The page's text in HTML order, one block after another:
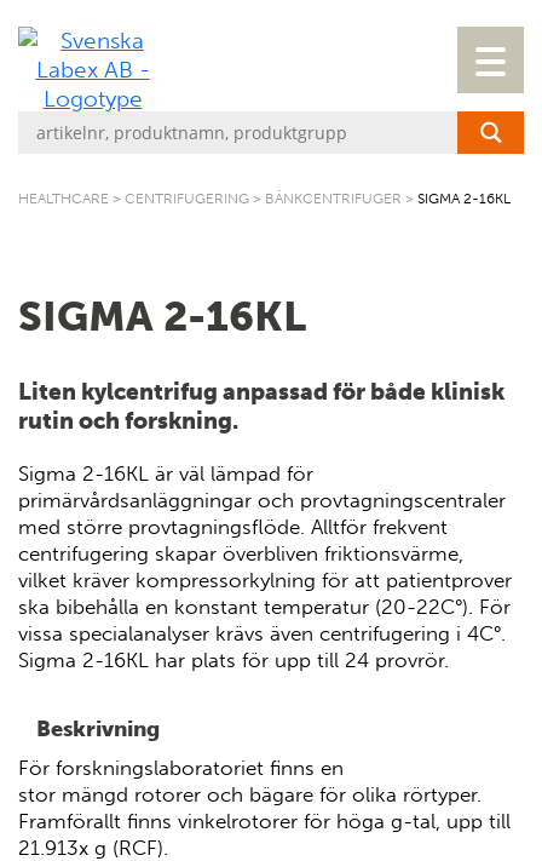
HEALTHCARE > CENTRIFUGERING > BÄNKCENTRIFUGER > SIGMA 2-16KL
SIGMA 2-16KL
Liten kylcentrifug anpassad för både klinisk
rutin och forskning.
Sigma 2-16KL är väl lämpad för
primärvårdsanläggningar och provtagningscentraler
med större provtagningsflöde. Alltför frekvent
centrifugering skapar överbliven friktionsvärme,
vilket kräver kompressorkylning för att patientprover
ska bibehålla en konstant temperatur (20-22C°). För
vissa specialanalyser krävs även centrifugering i 4C°.
Sigma 2-16KL har plats för upp till 24 provrör.
Beskrivning
För forskningslaboratoriet finns en
stor mängd rotorer och bägare för olika rörtyper.
Framförallt finns vinkelrotorer för höga g-tal, upp till
21.913x g (RCF).